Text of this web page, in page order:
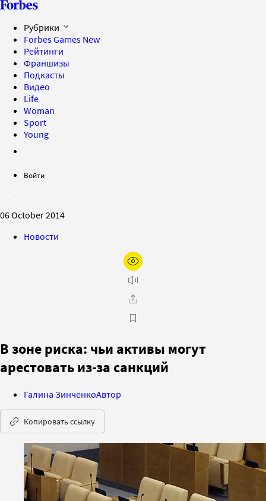
Рубрики
Forbes Games New
Рейтинги
Франшизы
Подкасты
Видео
Life
Woman
Sport
Young
Войти
06 October 2014
Новости
В зоне риска: чьи активы могут
арестовать из-за санкций
Галина ЗинченкоАвтор
Копировать ссылку